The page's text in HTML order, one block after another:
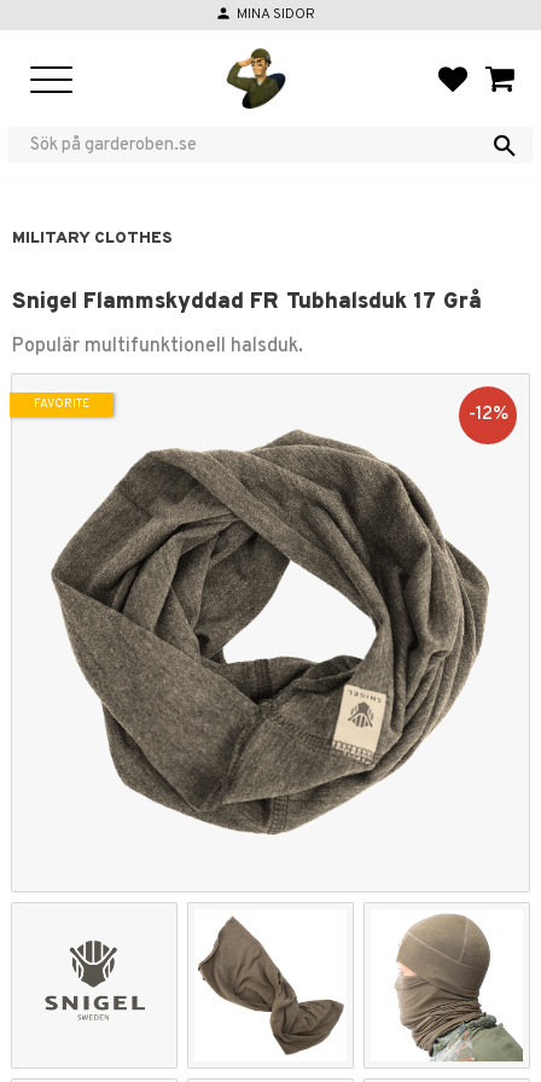
person MINA SIDOR
MILITARY CLOTHES
Snigel Flammskyddad FR Tubhalsduk 17 Grå
Populär multifunktionell halsduk.
12%
FAVORITE